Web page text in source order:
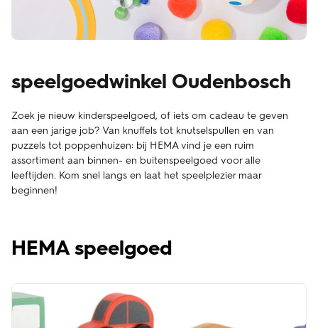
speelgoedwinkel Oudenbosch
Zoek je nieuw kinderspeelgoed, of iets om cadeau te geven
aan een jarige job? Van knuffels tot knutselspullen en van
puzzels tot poppenhuizen: bij HEMA vind je een ruim
assortiment aan binnen- en buitenspeelgoed voor alle
leeftijden. Kom snel langs en laat het speelplezier maar
beginnen!
HEMA speelgoed